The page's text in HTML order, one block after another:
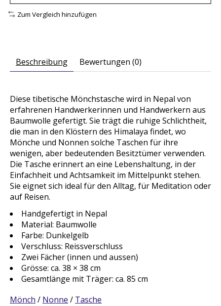
Zum Vergleich hinzufügen
Beschreibung Bewertungen (0)
Diese tibetische Mönchstasche wird in Nepal von
erfahrenen Handwerkerinnen und Handwerkern aus
Baumwolle gefertigt. Sie trägt die ruhige Schlichtheit,
die man in den Klöstern des Himalaya findet, wo
Mönche und Nonnen solche Taschen für ihre
wenigen, aber bedeutenden Besitztümer verwenden.
Die Tasche erinnert an eine Lebenshaltung, in der
Einfachheit und Achtsamkeit im Mittelpunkt stehen.
Sie eignet sich ideal für den Alltag, für Meditation oder
auf Reisen.
Handgefertigt in Nepal
Material: Baumwolle
Farbe: Dunkelgelb
Verschluss: Reissverschluss
Zwei Fächer (innen und aussen)
Grösse: ca. 38 × 38 cm
Gesamtlänge mit Träger: ca. 85 cm
Mönch / Nonne / Tasche